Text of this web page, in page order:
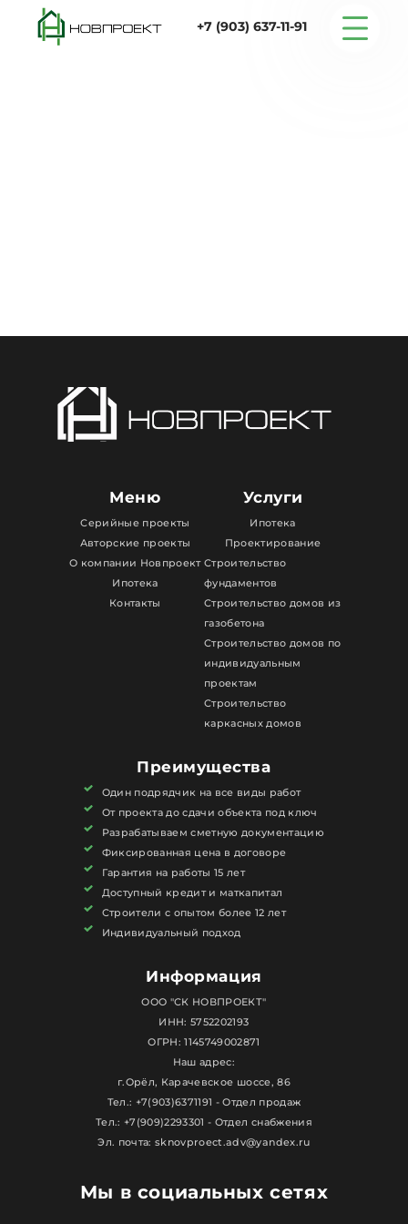
+7 (903) 637-11-91
Статьи
Контакты
Мы в социальных сетях
Меню
Серийные проекты
Авторские проекты
О компании Новпроект
Ипотека
Контакты
Услуги
Ипотека
Проектирование
Строительство
фундаментов
Строительство домов из
газобетона
Строительство домов по
индивидуальным
проектам
Строительство
каркасных домов
Преимущества
Один подрядчик на все виды работ
От проекта до сдачи объекта под ключ
Разрабатываем сметную документацию
Фиксированная цена в договоре
Гарантия на работы 15 лет
Доступный кредит и маткапитал
Строители с опытом более 12 лет
Индивидуальный подход
Информация
ООО "СК НОВПРОЕКТ"
ИНН: 5752202193
ОГРН: 1145749002871
Наш адрес:
г.Орёл, Карачевское шоссе, 86
Тел.: +7(903)6371191 - Отдел продаж
Тел.: +7(909)2293301 - Отдел снабжения
Эл. почта: sknovproect.adv@yandex.ru